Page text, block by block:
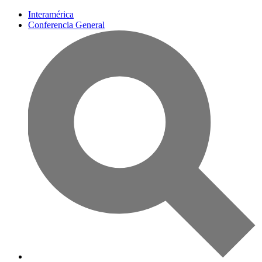
Interamérica
Conferencia General